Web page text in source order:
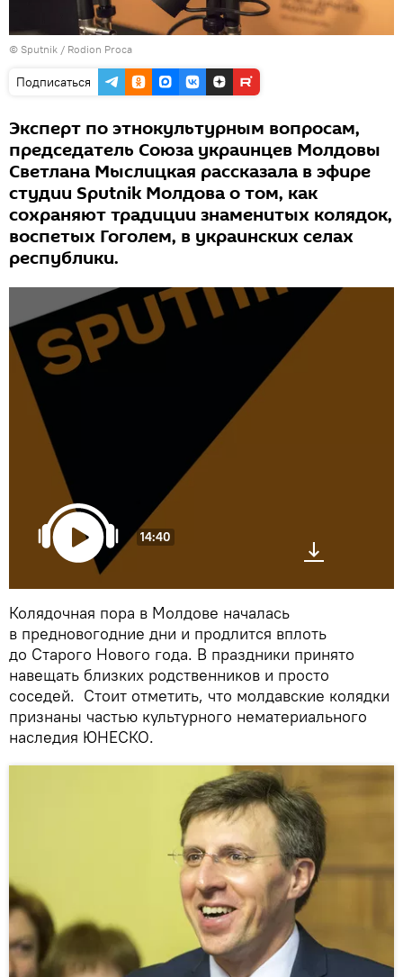
© Sputnik / Rodion Proca
Подписаться
Эксперт по этнокультурным вопросам,
председатель Союза украинцев Молдовы
Светлана Мыслицкая рассказала в эфире
студии Sputnik Молдова о том, как
сохраняют традиции знаменитых колядок,
воспетых Гоголем, в украинских селах
республики.
14:40
Колядочная пора в Молдове началась
в предновогодние дни и продлится вплоть
до Старого Нового года. В праздники принято
навещать близких родственников и просто
соседей. Стоит отметить, что молдавские колядки
признаны частью культурного нематериального
наследия ЮНЕСКО.